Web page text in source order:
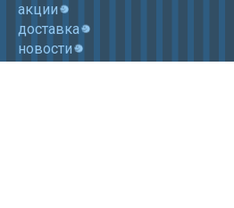
акции
доставка
новости